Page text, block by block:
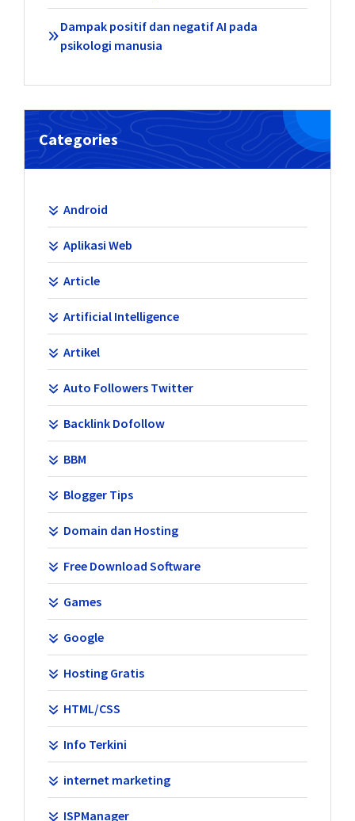
Dampak positif dan negatif AI pada
psikologi manusia
Categories
Android
Aplikasi Web
Article
Artificial Intelligence
Artikel
Auto Followers Twitter
Backlink Dofollow
BBM
Blogger Tips
Domain dan Hosting
Free Download Software
Games
Google
Hosting Gratis
HTML/CSS
Info Terkini
internet marketing
ISPManager